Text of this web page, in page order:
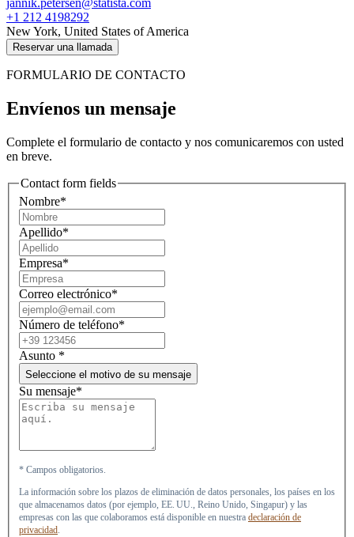
+1 212 4198292
New York, United States of America
Reservar una llamada
FORMULARIO DE CONTACTO
Envíenos un mensaje
Complete el formulario de contacto y nos comunicaremos con usted
en breve.
Contact form fields
Nombre*
Apellido*
Empresa*
Correo electrónico*
Número de teléfono*
Asunto *
Seleccione el motivo de su mensaje
Su mensaje*
* Campos obligatorios.
La información sobre los plazos de eliminación de datos personales, los países en los
que almacenamos datos (por ejemplo, EE. UU., Reino Unido, Singapur) y las
empresas con las que colaboramos está disponible en nuestra declaración de
privacidad.